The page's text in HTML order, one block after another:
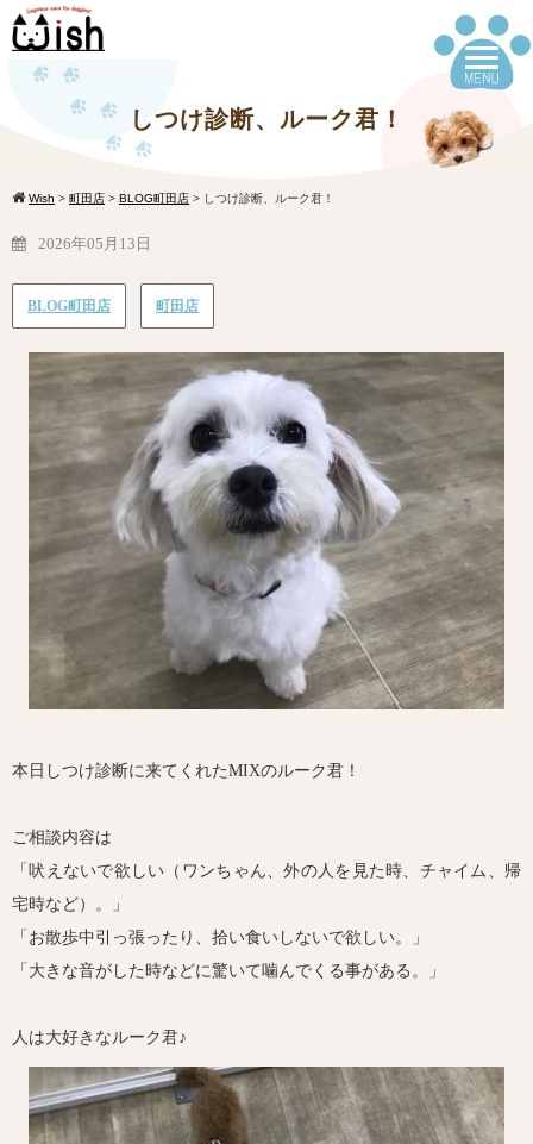
しつけ診断、ルーク君！
Wish > 町田店 > BLOG町田店 > しつけ診断、ルーク君！
2026年05月13日
BLOG町田店 町田店
本日しつけ診断に来てくれたMIXのルーク君！
ご相談内容は
「吠えないで欲しい（ワンちゃん、外の人を見た時、チャイム、帰
宅時など）。」
「お散歩中引っ張ったり、拾い食いしないで欲しい。」
「大きな音がした時などに驚いて噛んでくる事がある。」
人は大好きなルーク君♪